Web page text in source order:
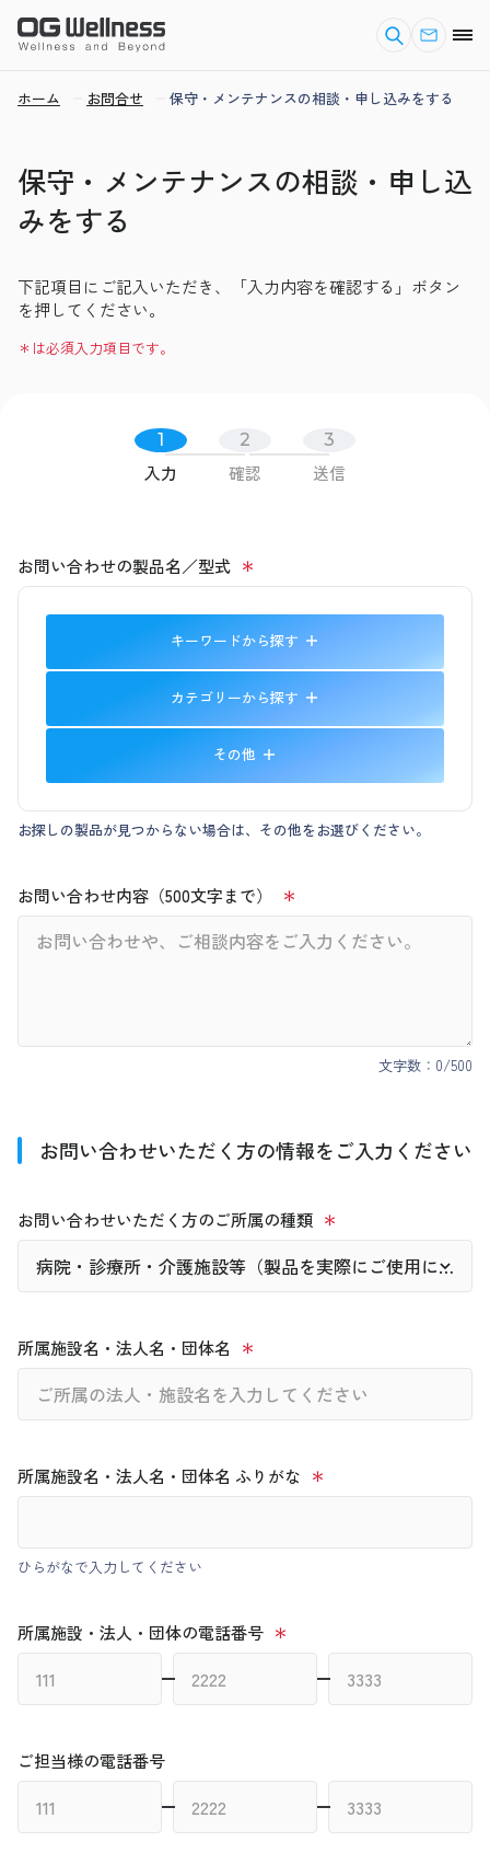
ホーム お問合せ 保守・メンテナンスの相談・申し込みをする
保守・メンテナンスの相談・申し込
みをする
下記項目にご記入いただき、「入力内容を確認する」ボタン
を押してください。
＊は必須入力項目です。
1
入力
2
確認
3
送信
お問い合わせの製品名／型式
キーワードから探す
カテゴリーから探す
その他
お探しの製品が見つからない場合は、その他をお選びください。
お問い合わせ内容（500文字まで）
文字数： 0/500
お問い合わせいただく方の情報をご入力ください
お問い合わせいただく方のご所属の種類
所属施設名・法人名・団体名
所属施設名・法人名・団体名 ふりがな
ひらがなで入力してください
所属施設・法人・団体の電話番号
ご担当様の電話番号